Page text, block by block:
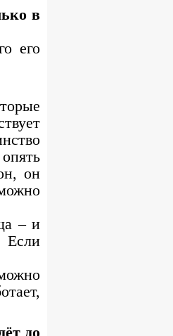
в
его
он
– и
Если
до